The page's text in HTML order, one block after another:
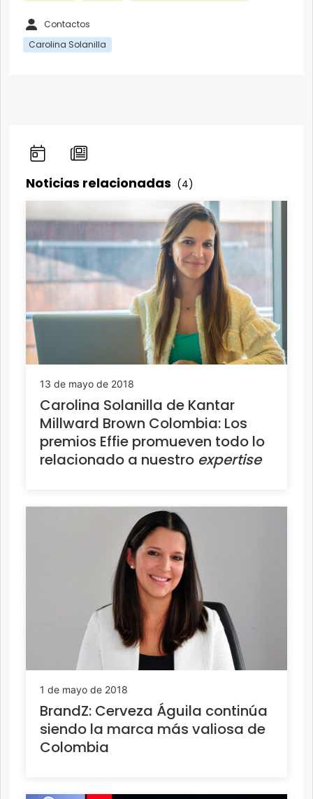
Contactos
Carolina Solanilla
Noticias relacionadas (4)
13 de mayo de 2018
Carolina Solanilla de Kantar
Millward Brown Colombia: Los
premios Effie promueven todo lo
relacionado a nuestro expertise
1 de mayo de 2018
BrandZ: Cerveza Águila continúa
siendo la marca más valiosa de
Colombia